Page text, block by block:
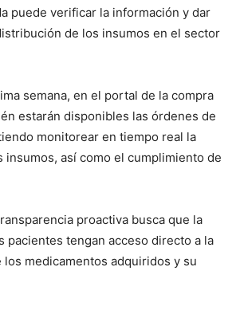
puede verificar la información y dar
de los insumos en el sector
semana, en el portal de la compra
estarán disponibles las órdenes de
monitorear en tiempo real la
así como el cumplimiento de
proactiva busca que la
pacientes tengan acceso directo a la
medicamentos adquiridos y su